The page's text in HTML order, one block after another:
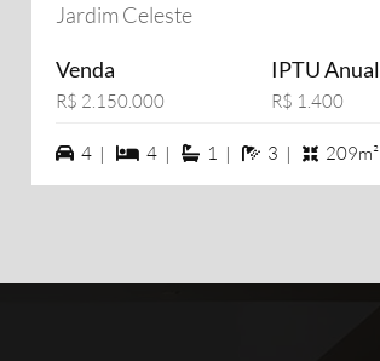
Jardim Celeste
Venda
R$ 2.150.000
IPTU Anual
R$ 1.400
4 vagas na garagem
4 | 4 dormiórios
4 | 1 suítes
1 | 3 banheiros
3 | 209m²